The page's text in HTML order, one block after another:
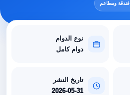
فندقة ومطاعم
نوع الدوام
دوام كامل
تاريخ النشر
2026-05-31